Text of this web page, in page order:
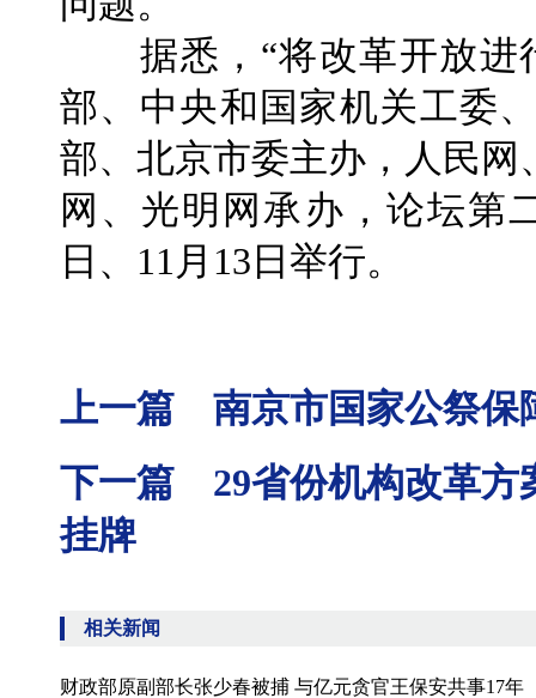
据悉，“将改革开放进
部、中央和国家机关工委
部、北京市委主办，人民
网、光明网承办，论坛第
日、11月13日举行。
上一篇 南京市国家公祭保
下一篇 29省份机构改革方
挂牌
相关新闻
财政部原副部长张少春被捕 与亿元贪官王保安共事17年